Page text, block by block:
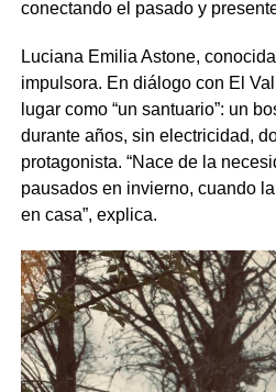
conectando el pasado y
Luciana Emilia Astone,
impulsora. En diálogo con El
lugar como “un santuario”: un
durante años, sin electricidad,
protagonista. “Nace de la
pausados en invierno, cuando
en casa”, explica.